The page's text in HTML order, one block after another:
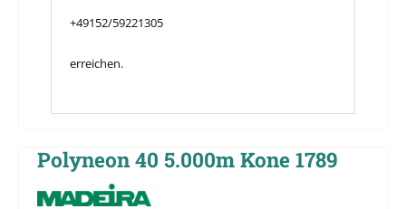
+49152/59221305
erreichen.
Polyneon 40 5.000m Kone 1789